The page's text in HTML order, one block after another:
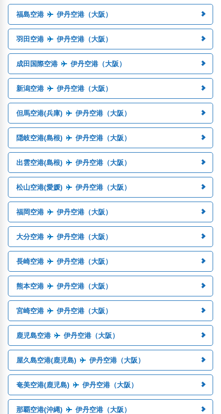
福島空港 伊丹空港（大阪）
羽田空港 伊丹空港（大阪）
成田国際空港 伊丹空港（大阪）
新潟空港 伊丹空港（大阪）
但馬空港(兵庫) 伊丹空港（大阪）
隠岐空港(島根) 伊丹空港（大阪）
出雲空港(島根) 伊丹空港（大阪）
松山空港(愛媛) 伊丹空港（大阪）
福岡空港 伊丹空港（大阪）
大分空港 伊丹空港（大阪）
長崎空港 伊丹空港（大阪）
熊本空港 伊丹空港（大阪）
宮崎空港 伊丹空港（大阪）
鹿児島空港 伊丹空港（大阪）
屋久島空港(鹿児島) 伊丹空港（大阪）
奄美空港(鹿児島) 伊丹空港（大阪）
那覇空港(沖縄) 伊丹空港（大阪）